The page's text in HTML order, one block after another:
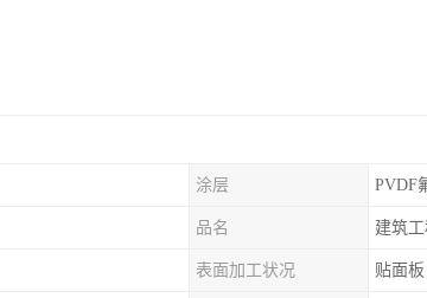
涂层 PVDF
品名 建筑
表面加工状况 贴面板